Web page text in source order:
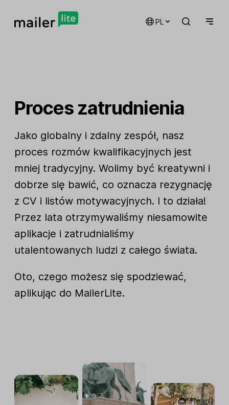
PL
Proces zatrudnienia
Jako globalny i zdalny zespół, nasz
proces rozmów kwalifikacyjnych jest
mniej tradycyjny. Wolimy być kreatywni i
dobrze się bawić, co oznacza rezygnację
z CV i listów motywacyjnych. I to działa!
Przez lata otrzymywaliśmy niesamowite
aplikacje i zatrudnialiśmy
utalentowanych ludzi z całego świata.
Oto, czego możesz się spodziewać,
aplikując do MailerLite.